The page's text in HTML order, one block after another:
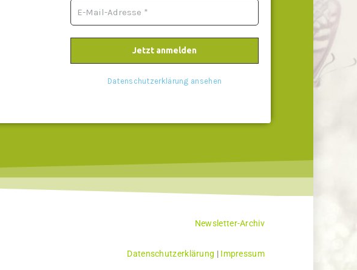
Datenschutzerklärung ansehen
Newsletter-Archiv
Datenschutzerklärung | Impressum